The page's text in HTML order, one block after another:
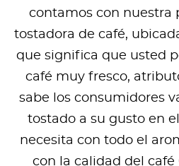
contamos con nuestra
tostadora de café,
que significa que usted
café muy fresco,
sabe los consumidores
tostado a su gusto en
necesita con todo el
con la calidad del